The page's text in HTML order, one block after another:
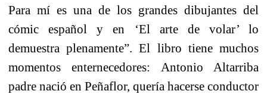
Para mí es una de los grandes dibujantes del
cómic español y en ‘El arte de volar’ lo
demuestra plenamente”. El libro tiene muchos
momentos enternecedores: Antonio Altarriba
padre nació en Peñaflor, quería hacerse conductor